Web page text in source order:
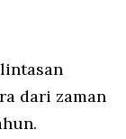
dari zaman